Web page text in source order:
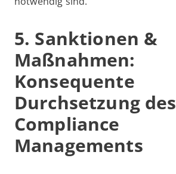
5. Sanktionen &
Maßnahmen:
Konsequente
Durchsetzung des
Compliance
Managements